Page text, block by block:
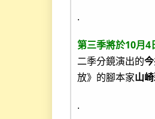
.
第三季將於10月4
二季分鏡演出的
放》的腳本家山
.